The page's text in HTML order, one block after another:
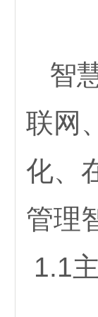
智
联网
化、
管理
1.1